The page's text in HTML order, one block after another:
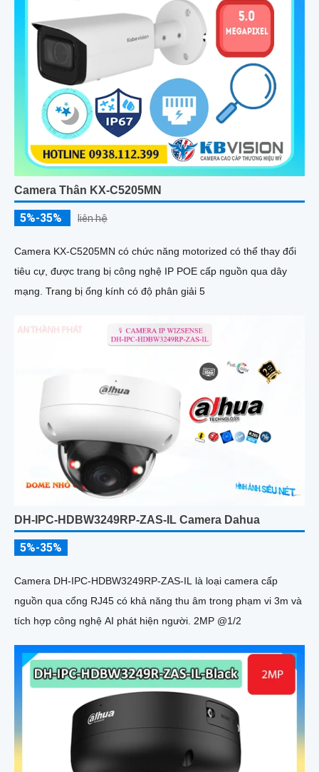
Camera Thân KX-C5205MN
5%-35% liên hệ
Camera KX-C5205MN có chức năng motorized có thể thay đổi
tiêu cự, được trang bị công nghệ IP POE cấp nguồn qua dây
mạng. Trang bị ống kính có độ phân giải 5
DH-IPC-HDBW3249RP-ZAS-IL Camera Dahua
5%-35%
Camera DH-IPC-HDBW3249RP-ZAS-IL là loại camera cấp
nguồn qua cổng RJ45 có khả năng thu âm trong phạm vi 3m và
tích hợp công nghệ AI phát hiện người. 2MP @1/2